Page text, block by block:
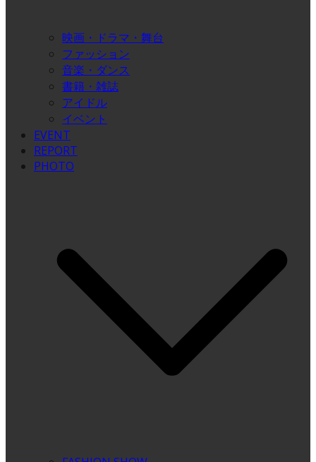
映画・ドラマ・舞台
ファッション
音楽・ダンス
書籍・雑誌
アイドル
イベント
EVENT
REPORT
PHOTO